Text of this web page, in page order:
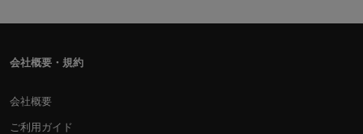
会社概要・規約
会社概要
ご利用ガイド